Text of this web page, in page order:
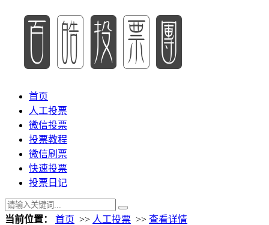
首页
人工投票
微信投票
投票教程
微信刷票
快速投票
投票日记
当前位置： 首页 >> 人工投票 >> 查看详情